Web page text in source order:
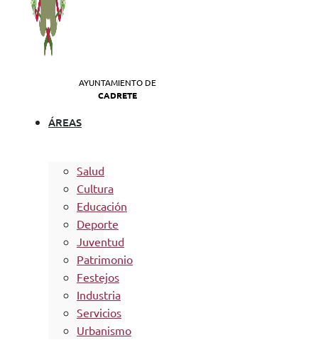
AYUNTAMIENTO DE
CADRETE
ÁREAS
Salud
Cultura
Educación
Deporte
Juventud
Patrimonio
Festejos
Industria
Servicios
Urbanismo